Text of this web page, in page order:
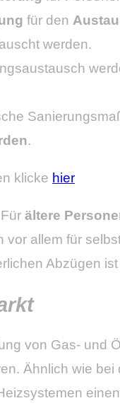
für den
werden.
.
klicke hier
ältere
allem für
Abzügen
von Gas- und
Ähnlich wie